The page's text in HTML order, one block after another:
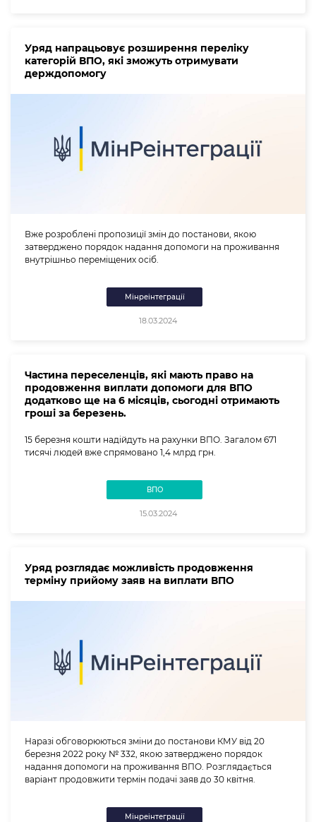
Уряд напрацьовує розширення переліку
категорій ВПО, які зможуть отримувати
держдопомогу
Вже розроблені пропозиції змін до постанови, якою
затверджено порядок надання допомоги на проживання
внутрішньо переміщених осіб.
Мінреінтеграції
18.03.2024
Частина переселенців, які мають право на
продовження виплати допомоги для ВПО
додатково ще на 6 місяців, сьогодні отримають
гроші за березень.
15 березня кошти надійдуть на рахунки ВПО. Загалом 671
тисячі людей вже спрямовано 1,4 млрд грн.
ВПО
15.03.2024
Уряд розглядає можливість продовження
терміну прийому заяв на виплати ВПО
Наразі обговорюються зміни до постанови КМУ від 20
березня 2022 року № 332, якою затверджено порядок
надання допомоги на проживання ВПО. Розглядається
варіант продовжити термін подачі заяв до 30 квітня.
Мінреінтеграції